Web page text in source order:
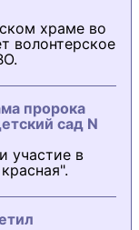
храме во
волонтерское
пророка
сад N
участие в